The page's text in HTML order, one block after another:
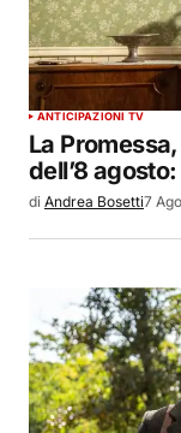
ANTICIPAZIONI TV
La
dell’8
di Andrea Bosetti7